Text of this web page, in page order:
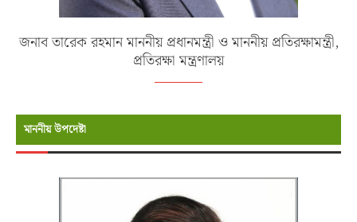
জনাব তারেক রহমান মাননীয় প্রধানমন্ত্রী ও মাননীয় প্রতিরক্ষামন্ত্রী,
প্রতিরক্ষা মন্ত্রণালয়
মাননীয় উপদেষ্টা